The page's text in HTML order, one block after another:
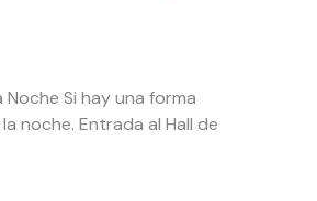
Si hay una forma
noche. Entrada al Hall de